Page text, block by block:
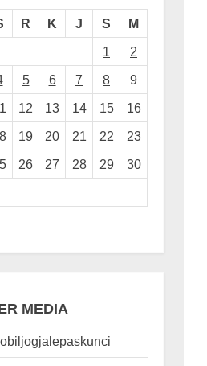
R K J S
M
1
2
5 6 7 8
9
12 13 14 15
16
19 20 21 22
23
26 27 28 29
30
MEDIA